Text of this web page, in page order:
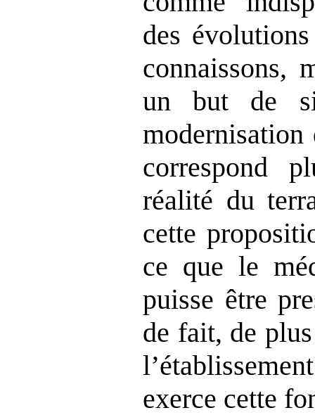
des
connaissons,
un but de
modernisation
correspond
réalité du
cette
ce que le
puisse être
de fait, de
exerce cette